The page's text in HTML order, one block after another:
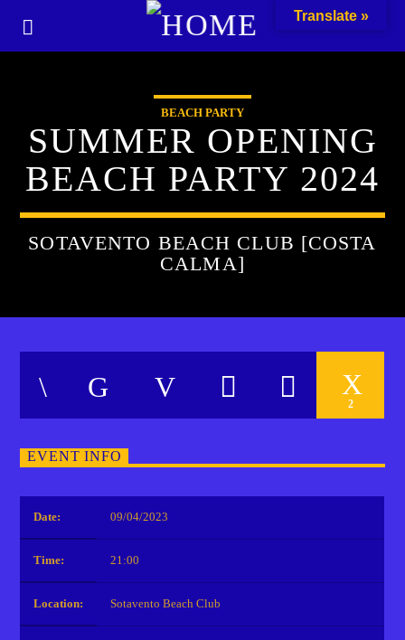
BEACH PARTY
SUMMER OPENING
BEACH PARTY 2024
SOTAVENTO BEACH CLUB [COSTA
CALMA]
2
EVENT INFO
Date: 09/04/2023
Time: 21:00
Location: Sotavento Beach Club
Translate »